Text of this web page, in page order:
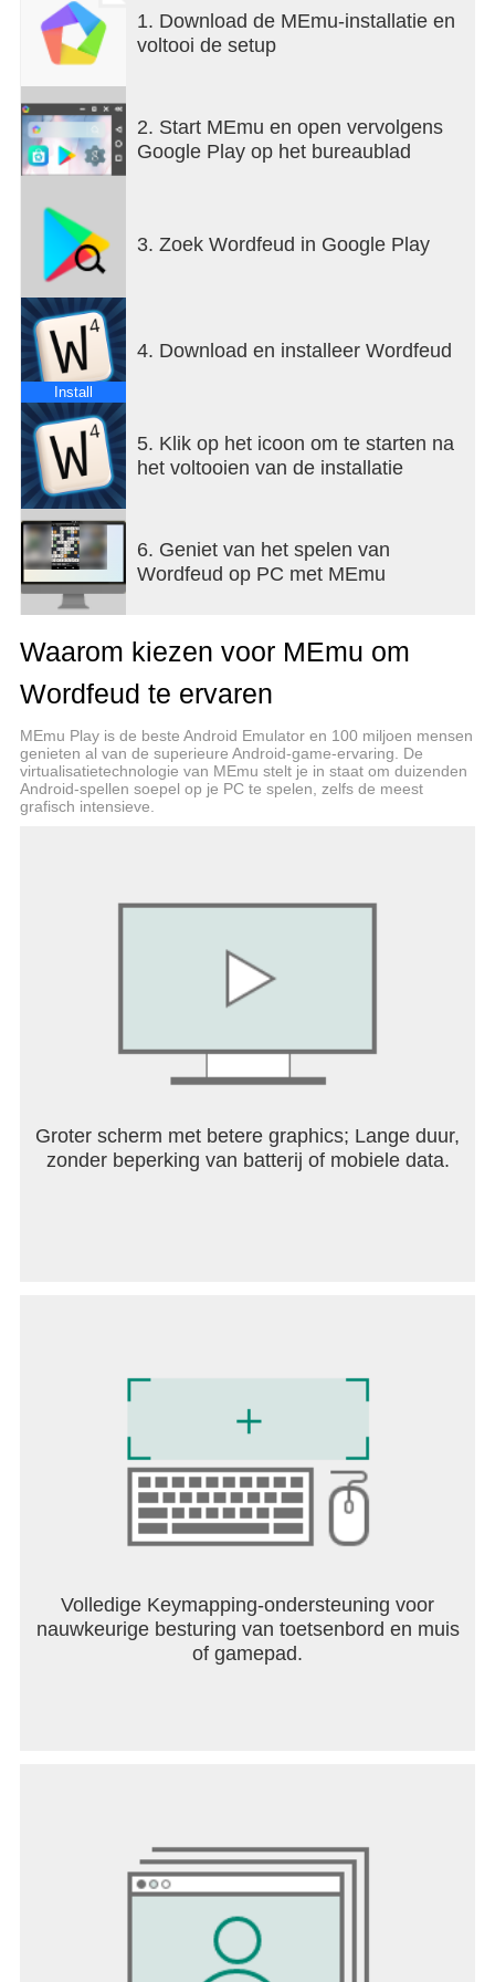
door op de vakjes van (drie)dubbele letterwaarde
en (drie)dubbele woordwaarde letters te leggen.
Zoek vrienden om tegen te spelen of geef
Wordfeud toestemming om een tegenstander voor
je te vinden. Je kunt zelfs chatten, complimentjes
geven of je tegenstander juist de grond in boren.
Heb je genoeg van de gewone lay-out? Kies dan
voor de variant waarbij de verschillende woord- en
letterwaardes op willekeurige vakjes worden
geplaatst. Zo is geen enkel spel hetzelfde!
Kenmerken:
- Speel tegen vrienden of laat Wordfeud een
tegenstander voor je vinden
- Speel 30 potjes tegelijk
- Willekeurige bordoptie waarbij de vakjes met
woord- en letterwaardes worden gehusseld
- Pushmeldingen die je attenderen op zetten van je
tegenstander
- Maakt gebruik van Engelse, Duitse, Spaanse,
Portugese, Franse, Nederlandse, Noorse,
Zweedse, Deense en Finse woordenboeken
Wordfeud.com en volg ons op Twitter @wordfeud.
Facebook:
http://www.facebook.com/WordfeudGame
1. Download de MEmu-installatie en
voltooi de setup
2. Start MEmu en open vervolgens
Google Play op het bureaublad
3. Zoek Wordfeud in Google Play
Install
4. Download en installeer Wordfeud
5. Klik op het icoon om te starten na
het voltooien van de installatie
6. Geniet van het spelen van
Wordfeud op PC met MEmu
Waarom kiezen voor MEmu om
Wordfeud te ervaren
MEmu Play is de beste Android Emulator en 100 miljoen mensen
genieten al van de superieure Android-game-ervaring. De
virtualisatietechnologie van MEmu stelt je in staat om duizenden
Android-spellen soepel op je PC te spelen, zelfs de meest
grafisch intensieve.
Groter scherm met betere graphics; Lange duur,
zonder beperking van batterij of mobiele data.
Volledige Keymapping-ondersteuning voor
nauwkeurige besturing van toetsenbord en muis
of gamepad.